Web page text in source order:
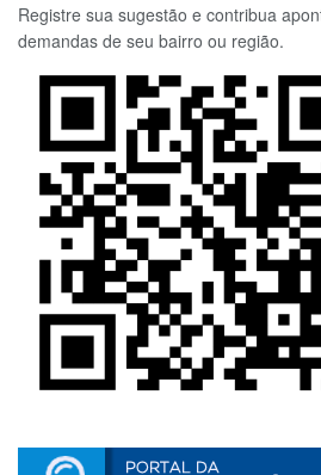
Registre sua sugestão e contribua
demandas de seu bairro ou região.